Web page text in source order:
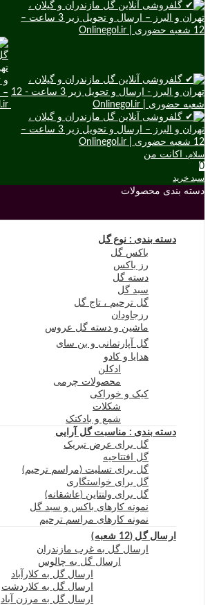
سلام،
اکانت من
0
سبد خرید
دسته بندی محصولات
دسته بندی : نوع گل
باکس گل
رز باکس
دسته گل
سبد گل
گل ترحیم ، تاج گل
رزجاودان
ماشین و دسته گل عروس
گل آپارتمانی و بن سای
هدایا و کادو
ادکلن
محصولات چرمی
کیک و خوراکی
شکلات
شمع و بادکنک
دسته بندی : مناسبت گل آرایی
گل برای عرض تبریک
گل افتتاحیه
گل برای تسلیت (مراسم ترحیم)
گل برای خواستگاری
گل برای ولنتاین (عاشقانه)
نمونه کارهای باکس و سبد گل
نمونه کارهای مراسم ترحیم
ارسال گل (12 شعبه)
ارسال گل به غرب مازندران
ارسال گل به چالوس
ارسال گل به کلارآباد
ارسال گل به کلاردشت
ارسال گل به مرزن آباد